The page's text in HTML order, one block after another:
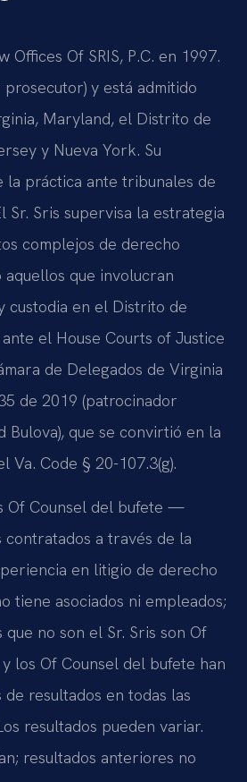
Offices Of SRIS, P.C. en 1997.
y está admitido
Maryland, el Distrito de
y Nueva York. Su
la práctica ante tribunales de
Sr. Sris supervisa la estrategia
complejos de derecho
que involucran
custodia en el Distrito de
el House Courts of Justice
de Delegados de Virginia
de 2019 (patrocinador
Bulova), que se convirtió en la
Va. Code § 20-107.3(g).
Of Counsel del bufete —
contratados a través de la
en litigio de derecho
tiene asociados ni empleados;
no son el Sr. Sris son Of
los Of Counsel del bufete han
resultados en todas las
resultados pueden variar.
resultados anteriores no